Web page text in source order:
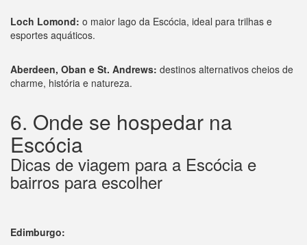
Loch Lomond: o maior lago da Escócia, ideal para trilhas e
esportes aquáticos.
Aberdeen, Oban e St. Andrews: destinos alternativos cheios de
charme, história e natureza.
6. Onde se hospedar na
Escócia
Dicas de viagem para a Escócia e
bairros para escolher
Edimburgo: